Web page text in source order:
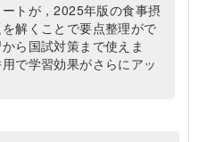
トが，2025年版の食事摂
解くことで要点整理がで
ら国試対策まで使えま
で学習効果がさらにアッ